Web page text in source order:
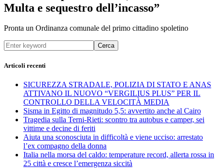
Multa e sequestro dell’incasso”
Pronta un Ordinanza comunale del primo cittadino spoletino
Cerca
Articoli recenti
SICUREZZA STRADALE, POLIZIA DI STATO E ANAS
ATTIVANO IL NUOVO “VERGILIUS PLUS” PER IL
CONTROLLO DELLA VELOCITÀ MEDIA
Sisma in Egitto di magnitudo 5,5: avvertito anche al Cairo
Tragedia sulla Terni-Rieti: scontro tra autobus e camper, sei
vittime e decine di feriti
Aiuta una sconosciuta in difficoltà e viene ucciso: arrestato
l’ex compagno della donna
Italia nella morsa del caldo: temperature record, allerta rossa in
25 città e cresce l’emergenza siccità